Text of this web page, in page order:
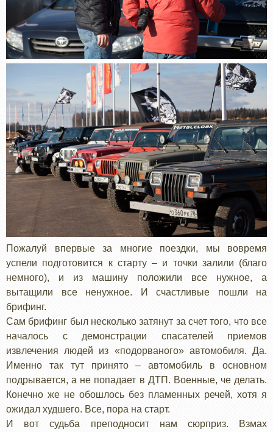
Пожалуй впервые за многие поездки, мы вовремя
успели подготовится к старту – и точки залили (благо
немного), и из машину положили все нужное, а
вытащили все ненужное. И счастливые пошли на
брифинг.
Сам брифинг был несколько затянут за счет того, что все
началось с демонстрации спасателей приемов
извлечения людей из «подорваного» автомобиля. Да.
Именно так тут принято – автомобиль в основном
подрывается, а не попадает в ДТП. Военные, че делать.
Конечно же не обошлось без пламенных речей, хотя я
ожидал худшего. Все, пора на старт.
И вот судьба преподносит нам сюрприз. Взмах